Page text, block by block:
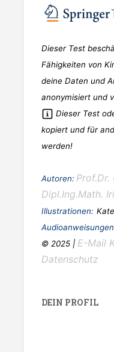
Dieser Test
Fähigkeiten von
deine Daten und
anonymisiert und
Dieser Test
kopiert und für
werden!
Autoren: Prof.Dr.
Dipl.Ing.Math.
Illustrationen:
© 2025 | E-Mail
Datenschutz
DEIN PROFIL